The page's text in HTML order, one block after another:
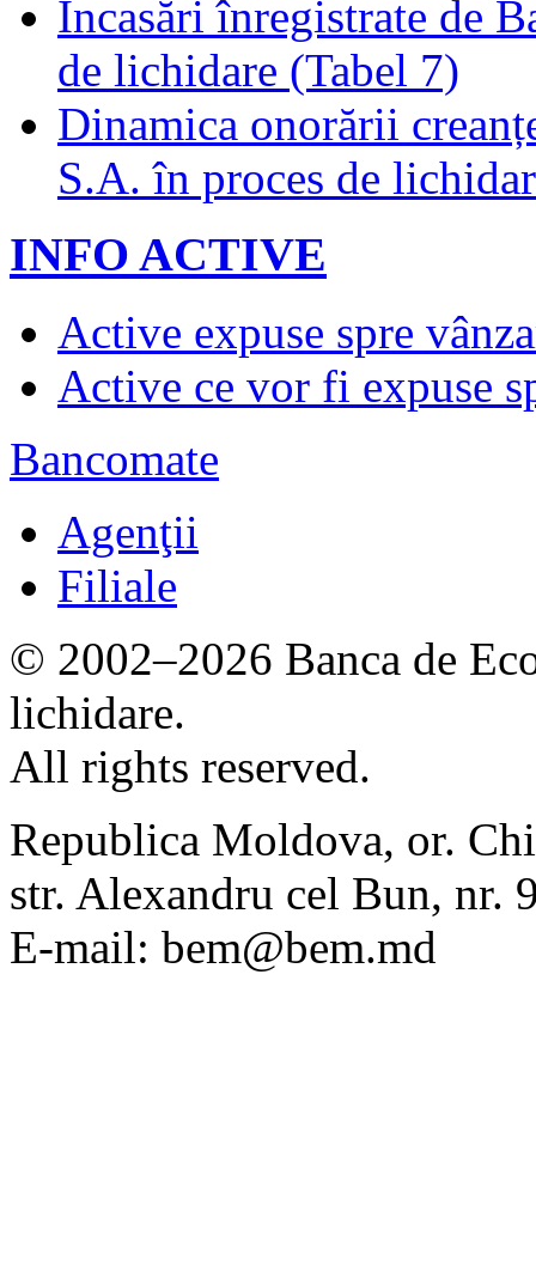
Încasări înregistrate de
de lichidare (Tabel 7)
Dinamica onorării
S.A. în proces de
INFO ACTIVE
Active expuse spre
Active ce vor fi expuse
Bancomate
Agenţii
Filiale
© 2002–2026 Banca de
lichidare.
All rights reserved.
Republica Moldova, or.
str. Alexandru cel Bun, nr.
E-mail: bem@bem.md